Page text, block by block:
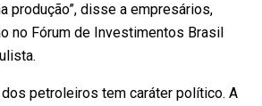
produção”, disse a empresários,
no Fórum de Investimentos Brasil
dos petroleiros tem caráter político. A